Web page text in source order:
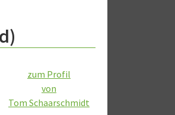
zum Profil
von
Tom Schaarschmidt